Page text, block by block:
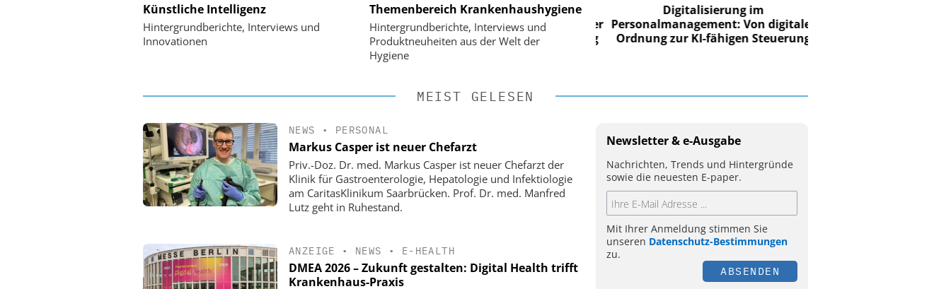
Künstliche Intelligenz
Hintergrundberichte, Interviews und
Innovationen
Themenbereich Krankenhaushygiene
Hintergrundberichte, Interviews und
Produktneuheiten aus der Welt der
Hygiene
Digitalisierung im
Personalmanagement: Von digitaler
Ordnung zur KI-fähigen Steuerung
Digitalisierung im
Personalmanagement: Von digitaler
Ordnung zur KI-fähigen Steuerung
Digitalisierung im
Personalmanagement: Von digitaler
Ordnung zur KI-fähigen Steuerung
MEIST GELESEN
NEWS • PERSONAL
Markus Casper ist neuer Chefarzt
Priv.-Doz. Dr. med. Markus Casper ist neuer Chefarzt der
Klinik für Gastroenterologie, Hepatologie und Infektiologie
am CaritasKlinikum Saarbrücken. Prof. Dr. med. Manfred
Lutz geht in Ruhestand.
ANZEIGE • NEWS • E-HEALTH
DMEA 2026 – Zukunft gestalten: Digital Health trifft
Krankenhaus-Praxis
Newsletter & e-Ausgabe
Nachrichten, Trends und Hintergründe
sowie die neuesten E-paper.
Mit Ihrer Anmeldung stimmen Sie
unseren Datenschutz-Bestimmungen
zu.
ABSENDEN